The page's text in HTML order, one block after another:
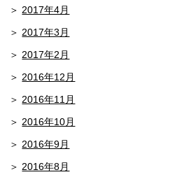
2017年4月
2017年3月
2017年2月
2016年12月
2016年11月
2016年10月
2016年9月
2016年8月